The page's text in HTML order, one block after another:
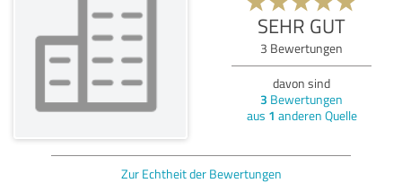
SEHR GUT
3 Bewertungen
davon sind
3 Bewertungen
aus 1 anderen Quelle
Zur Echtheit der Bewertungen